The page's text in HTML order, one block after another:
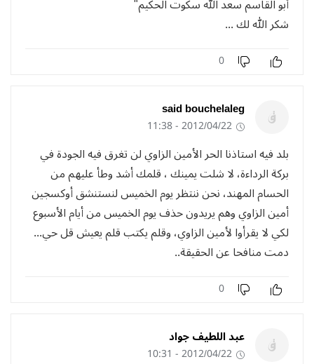
أبو القاسم سعد الله سكوت الحكيم"
شكر الله لك ...
0
said bouchelaleg
2012/04/22 - 11:38
بلد فيه استاذنا الحر الأمين الزاوي لن تغرق فيه الجودة في
بركة الرداءة، لا شلت يمينك ، قلمك أشد وطأ عليهم من
الحسام المهند، نحن ننتظر يوم الخميس لنستنشق أوكسجين
أمين الزاوي وهم يريدون حذف يوم الخميس من أيام الأسبوع
لكي لا يقرأوا لأمين الزاوي، وقلم يكتب قلم يعيش قل حي...
دمت منافحا عن الحقيقة..
0
عبد اللطيف جواد
2012/04/22 - 10:31